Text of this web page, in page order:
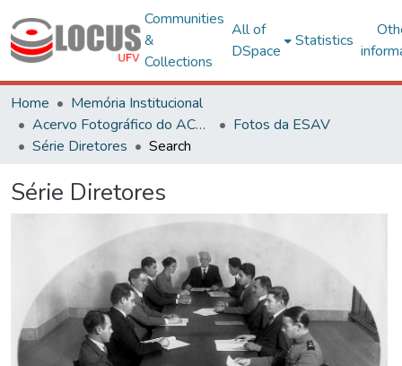
Communities
&
Collections
All of
DSpace
Statistics
Home
Memória Institucional
Acervo Fotográfico do ACH-UFV
Fotos da ESAV
Série Diretores
Search
Série Diretores